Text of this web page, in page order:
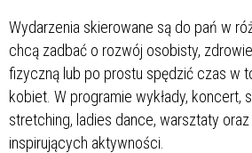
Wydarzenia skierowane są do pań w
chcą zadbać o rozwój osobisty,
fizyczną lub po prostu spędzić czas w
kobiet. W programie wykłady, koncert,
stretching, ladies dance, warsztaty
inspirujących aktywności.